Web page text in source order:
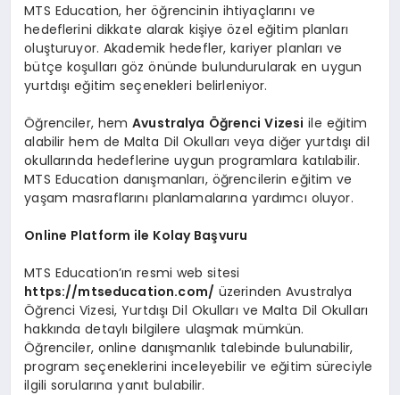
MTS Education, her öğrencinin ihtiyaçlarını ve
hedeflerini dikkate alarak kişiye özel eğitim planları
oluşturuyor. Akademik hedefler, kariyer planları ve
bütçe koşulları göz önünde bulundurularak en uygun
yurtdışı eğitim seçenekleri belirleniyor.
Öğrenciler, hemAvustralya Öğrenci Vizesi ile eğitim
alabilir hem de Malta Dil Okulları veya diğer yurtdışı dil
okullarında hedeflerine uygun programlara katılabilir.
MTS Education danışmanları, öğrencilerin eğitim ve
yaşam masraflarını planlamalarına yardımcı oluyor.
Online Platform ile Kolay Başvuru
MTS Education’ın resmi web sitesi
https://mtseducation.com/ üzerinden Avustralya
Öğrenci Vizesi, Yurtdışı Dil Okulları ve Malta Dil Okulları
hakkında detaylı bilgilere ulaşmak mümkün.
Öğrenciler, online danışmanlık talebinde bulunabilir,
program seçeneklerini inceleyebilir ve eğitim süreciyle
ilgili sorularına yanıt bulabilir.